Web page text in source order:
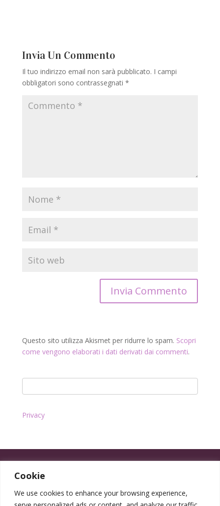
Cookie
We use cookies to enhance your browsing experience,
Invia Un Commento
Il tuo indirizzo email non sarà pubblicato. I campi
obbligatori sono contrassegnati *
Questo sito utilizza Akismet per ridurre lo spam. Scopri
come vengono elaborati i dati derivati dai commenti.
Privacy